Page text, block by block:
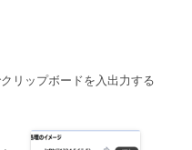
リップボードを入出力する